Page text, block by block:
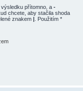
přítomno, a -
chcete, aby stačila shoda
znakem | . Použitím *